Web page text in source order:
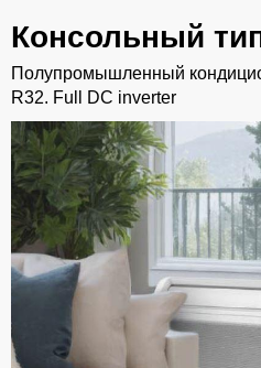
Консольный
Полупромышленный
R32. Full DC inverter